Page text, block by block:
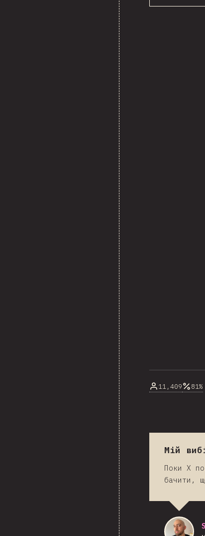
11,409 81%
Мій
Поки X
бачити,